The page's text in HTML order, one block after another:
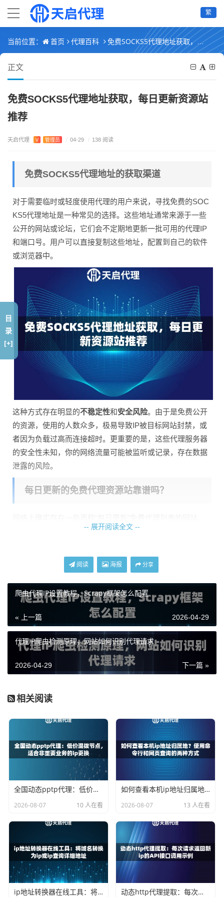
繁
当前位置： 首页 代理百科 免费SOCKS5代理地址获取，每日更新资源站推荐
正文
免费SOCKS5代理地址获取，每日更新资源站
推荐
天启代理 V 管理员 / 04-29 / 138 阅读
免费SOCKS5代理地址的获取渠道
对于需要临时或轻度使用代理的用户来说，寻找免费的SOC
KS5代理地址是一种常见的选择。这些地址通常来源于一些
公开的网站或论坛，它们会不定期地更新一批可用的代理IP
和端口号。用户可以直接复制这些地址，配置到自己的软件
或浏览器中。
这种方式存在明显的不稳定性和安全风险。由于是免费公开
的资源，使用的人数众多，极易导致IP被目标网站封禁，或
者因为负载过高而连接超时。更重要的是，这些代理服务器
的安全性未知，你的网络流量可能被监听或记录，存在数据
泄露的风险。
每日更新的免费代理资源站靠谱吗？
它们通过技术手段爬取网络上开放的代理服务器，并进行验
自行搜索的麻烦。
能列表中有上百个IP，但真正能成功连接并稳定使用的寥寥
无几。速度和延迟表现很差，完全无法满足需要快速响应的
业务场景，如下载、数据采集等。IP的纯净度无法保障，可
能早已被各类服务拉入黑名单。
免费资源的局限性在哪里？
从以下几个关键维度进行分析：
对比
免费SOCKS5代理
专业代理服务（如天启代
稳定
极差，连接随时可
能中断
IP可用率≥99%，自建机房保
缓慢，延迟高，带
宽受限
响应延迟≤10毫秒，高速响
应
安全
无保障，存在数据
运营商正规授权，纯净网络
高，需要频繁测试
专业技术客服724小时支持
适用
场景
临时、非关键的简
单测试
企业级应用、数据采集、业
务集成等
从表格可以看出，免费资源在处理严肃业务时几乎不可用。
-- 展开阅读全文 --
阅读 海报 分享
爬虫代理IP设置教程，Scrapy框架怎么配置
« 上一篇 2026-04-29
代理IP爬虫检测原理，网站如何识别代理请求
下一篇 »
2026-04-29
相关阅读
全国动态pptp代理：低价混拨节点，适合非重要业务的ip更换
2026-08-07 10 人在看
如何查看本机ip地址归属地？使用命令行和网页查询的两种方式
2026-08-07 13 人在看
ip地址转换器在线工具：将域名转换为ip或ip查询详细地址 动态http代理提取：每次请求返回新ip的API接口调用示例
目
录
[+]